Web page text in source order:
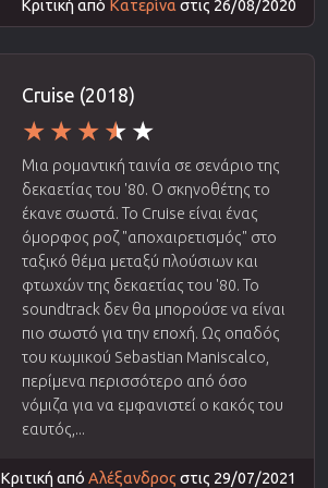
Κριτική από Κατερίναστις 26/08/2020
Cruise (2018)
Μια ρομαντική ταινία σε σενάριο της
δεκαετίας του '80. Ο σκηνοθέτης το
έκανε σωστά. Το Cruise είναι ένας
όμορφος ροζ "αποχαιρετισμός" στο
ταξικό θέμα μεταξύ πλούσιων και
φτωχών της δεκαετίας του '80. Το
soundtrack δεν θα μπορούσε να είναι
πιο σωστό για την εποχή. Ως οπαδός
του κωμικού Sebastian Maniscalco,
περίμενα περισσότερο από όσο
νόμιζα για να εμφανιστεί ο κακός του
εαυτός,...
Κριτική από Αλέξανδρος στις 29/07/2021